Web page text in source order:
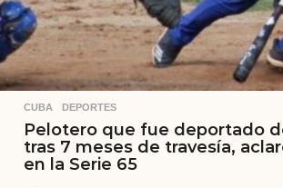
CUBA ,DEPORTES
Pelotero que fue deportado
tras 7 meses de travesía,
en la Serie 65